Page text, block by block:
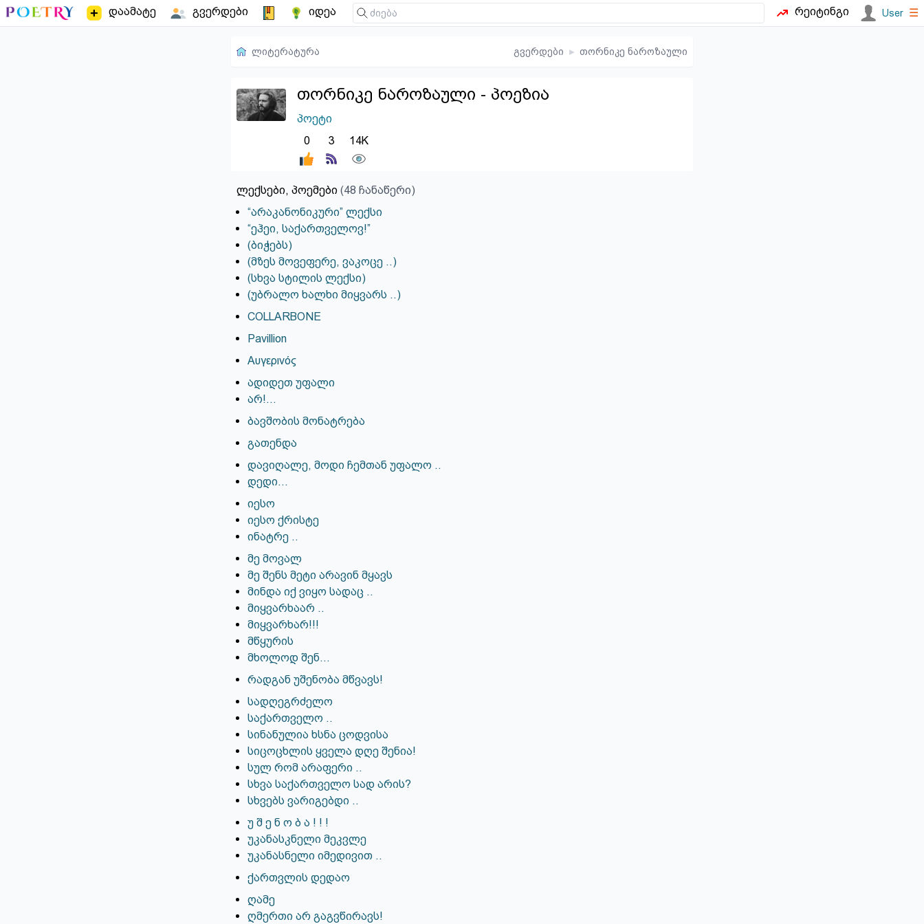
დაამატე გვერდები იდეა რეიტინგი User ☰
ლიტერატურა გვერდები ▸ თორნიკე ნაროზაული
თორნიკე ნაროზაული - პოეზია
პოეტი
0
3 14K
ლექსები, პოემები (48 ჩანაწერი)
“არაკანონიკური” ლექსი
“ეჰეი, საქართველოვ!”
(ბიჭებს)
(მზეს მოვეფერე, ვაკოცე ..)
(სხვა სტილის ლექსი)
(უბრალო ხალხი მიყვარს ..)
COLLARBONE
Pavillion
Αυγερινός
ადიდეთ უფალი
არ!…
ბავშობის მონატრება
გათენდა
დავიღალე, მოდი ჩემთან უფალო ..
დედი…
იესო
იესო ქრისტე
ინატრე ..
მე მოვალ
მე შენს მეტი არავინ მყავს
მინდა იქ ვიყო სადაც ..
მიყვარხაარ ..
მიყვარხარ!!!
მწყურის
მხოლოდ შენ…
რადგან უშენობა მწვავს!
სადღეგრძელო
საქართველო ..
სინანულია ხსნა ცოდვისა
სიცოცხლის ყველა დღე შენია!
სულ რომ არაფერი ..
სხვა საქართველო სად არის?
სხვებს ვარიგებდი ..
უ შ ე ნ ო ბ ა ! ! !
უკანასკნელი მეკვლე
უკანასნელი იმედივით ..
ქართვლის დედაო
ღამე
ღმერთი არ გაგვწირავს!